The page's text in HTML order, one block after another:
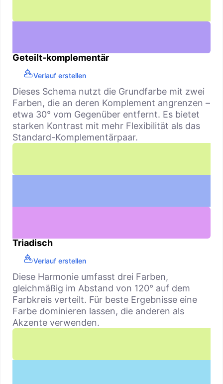
Geteilt-komplementär
Verlauf erstellen
Dieses Schema nutzt die Grundfarbe mit zwei
Farben, die an deren Komplement angrenzen –
etwa 30° vom Gegenüber entfernt. Es bietet
starken Kontrast mit mehr Flexibilität als das
Standard-Komplementärpaar.
Triadisch
Verlauf erstellen
Diese Harmonie umfasst drei Farben,
gleichmäßig im Abstand von 120° auf dem
Farbkreis verteilt. Für beste Ergebnisse eine
Farbe dominieren lassen, die anderen als
Akzente verwenden.